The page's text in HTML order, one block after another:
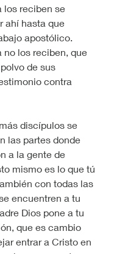
los reciben se
ahí hasta que
apostólico.
no los reciben, que
de sus
contra
discípulos se
las partes donde
a la gente de
mismo es lo que tú
con todas las
encuentren a tu
Dios pone a tu
que es cambio
entrar a Cristo en